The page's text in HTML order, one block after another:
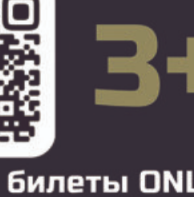
интерактивом со зрителями
артистка РФ
Брылин.